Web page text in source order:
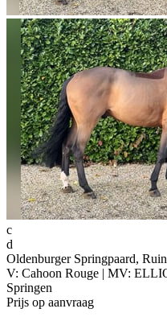
c
d
Oldenburger Springpaard,
V: Cahoon Rouge | MV:
Springen
Prijs op aanvraag